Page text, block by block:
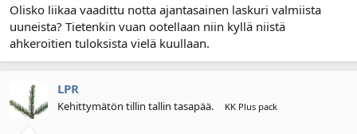
Olisko liikaa vaadittu notta ajantasainen laskuri valmiista
uuneista? Tietenkin vuan ootellaan niin kyllä niistä
ahkeroitien tuloksista vielä kuullaan.
LPR
Kehittymätön tillin tallin tasapää. KK Plus pack